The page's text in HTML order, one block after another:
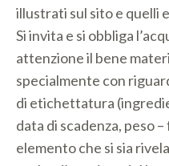
illustrati sul sito e quelli
Si invita e si obbliga
attenzione il bene
specialmente con
di etichettatura
data di scadenza, peso
elemento che si sia